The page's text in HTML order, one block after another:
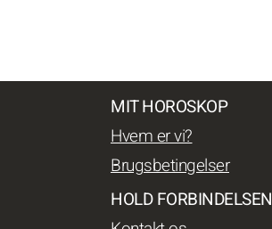
MIT HOROSKOP
Hvem er vi?
Brugsbetingelser
HOLD FORBINDELSEN